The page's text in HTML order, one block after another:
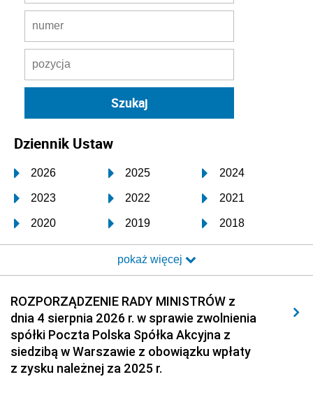
Dziennik Ustaw
2026 2025 2024
2023 2022 2021
2020 2019 2018
2017 2016 2015
2014 2013 2012
2011 2010 2009
2008 2007 2006
2005 2004 2003
2002 2001
pokaż więcej
ROZPORZĄDZENIE RADY MINISTRÓW z
dnia 4 sierpnia 2026 r. w sprawie zwolnienia
spółki Poczta Polska Spółka Akcyjna z
siedzibą w Warszawie z obowiązku wpłaty
z zysku należnej za 2025 r.